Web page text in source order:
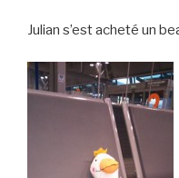
Julian s’est acheté un